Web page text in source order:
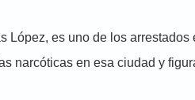
López, es uno de los
narcóticas en esa ciudad y